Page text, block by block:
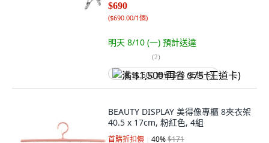
$690
($690.00/1個)
明天 8/10 (一) 預計送達
(2)
满 $1,500 再省 $75 (王道卡)
BEAUTY DISPLAY 美得像專櫃 8夾衣架
40.5 x 17cm, 粉紅色, 4組
首購折扣價 40%$171